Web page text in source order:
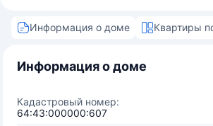
Информация о доме Квартиры
Информация о доме
Кадастровый номер:
64:43:000000:607